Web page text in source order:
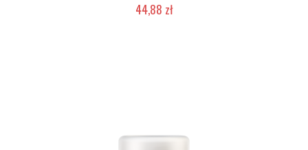
44,88 zł